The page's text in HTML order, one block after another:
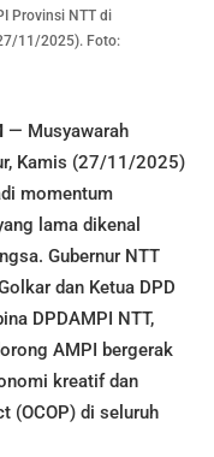
Provinsi NTT di
11/2025). Foto:
— Musyawarah
Kamis (27/11/2025)
momentum
lama dikenal
Gubernur NTT
dan Ketua DPD
DPDAMPI NTT,
AMPI bergerak
kreatif dan
(OCOP) di seluruh